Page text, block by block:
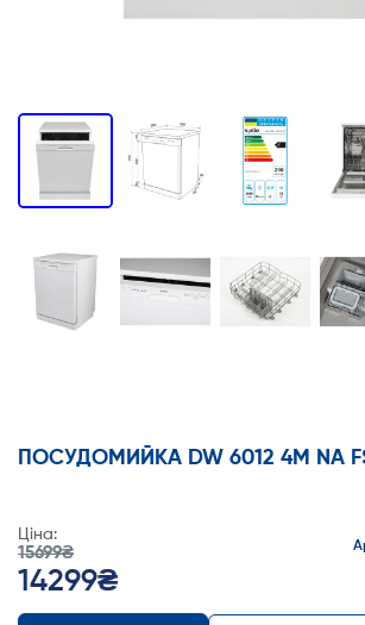
ПОСУДОМИЙКА DW 6012 4M NA
Ціна:
15699₴
14299₴